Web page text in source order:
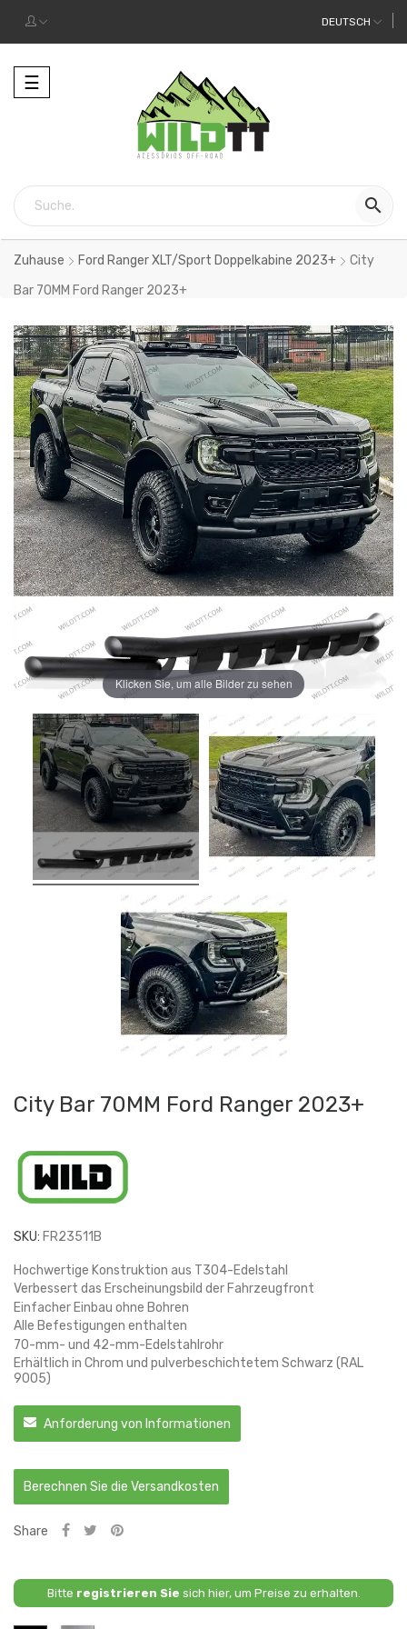
DEUTSCH
Toggle
navigation
☰

Zuhause Ford Ranger XLT/Sport Doppelkabine 2023+
City
Bar 70MM Ford Ranger 2023+
Klicken Sie, um alle Bilder zu sehen
City Bar 70MM Ford Ranger 2023+
SKU: FR23511B
Hochwertige Konstruktion aus T304-Edelstahl
Verbessert das Erscheinungsbild der Fahrzeugfront
Einfacher Einbau ohne Bohren
Alle Befestigungen enthalten
70-mm- und 42-mm-Edelstahlrohr
Erhältlich in Chrom und pulverbeschichtetem Schwarz (RAL
9005)
Anforderung von Informationen
Berechnen Sie die Versandkosten
Share
Bitte registrieren Sie sich hier, um Preise zu erhalten.